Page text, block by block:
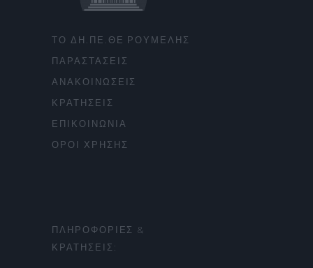
ΤΟ ΔΗ.ΠΕ.ΘΕ ΡΟΥΜΕΛΗΣ
ΠΑΡΑΣΤΑΣΕΙΣ
ΑΝΑΚΟΙΝΩΣΕΙΣ
ΚΡΑΤΗΣΕΙΣ
ΕΠΙΚΟΙΝΩΝΙΑ
ΟΡΟΙ ΧΡΗΣΗΣ
ΠΛΗΡΟΦΟΡΙΕΣ &
ΚΡΑΤΗΣΕΙΣ: